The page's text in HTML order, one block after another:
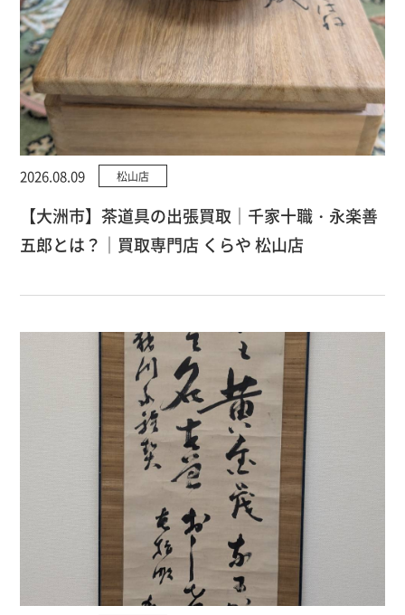
2026.08.09 松山店
【大洲市】茶道具の出張買取｜千家十職・永楽善
五郎とは？｜買取専門店 くらや 松山店